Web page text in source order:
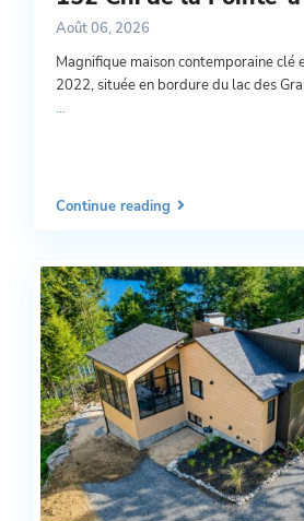
Août 06, 2026
Magnifique maison contemporaine clé
2022, située en bordure du lac des
...
Continue reading